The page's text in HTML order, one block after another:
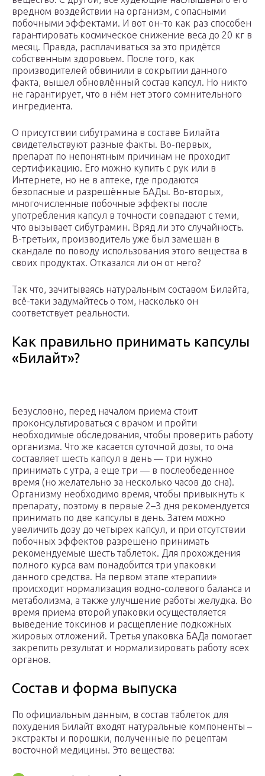
вредном воздействии на организм, с опасными
побочными эффектами. И вот он-то как раз способен
гарантировать космическое снижение веса до 20 кг в
месяц. Правда, расплачиваться за это придётся
собственным здоровьем. После того, как
производителей обвинили в сокрытии данного
факта, вышел обновлённый состав капсул. Но никто
не гарантирует, что в нём нет этого сомнительного
ингредиента.
О присутствии сибутрамина в составе Билайта
свидетельствуют разные факты. Во-первых,
препарат по непонятным причинам не проходит
сертификацию. Его можно купить с рук или в
Интернете, но не в аптеке, где продаются
безопасные и разрешённые БАДы. Во-вторых,
многочисленные побочные эффекты после
употребления капсул в точности совпадают с теми,
что вызывает сибутрамин. Вряд ли это случайность.
В-третьих, производитель уже был замешан в
скандале по поводу использования этого вещества в
своих продуктах. Отказался ли он от него?
Так что, зачитываясь натуральным составом Билайта,
всё-таки задумайтесь о том, насколько он
соответствует реальности.
Как правильно принимать капсулы
«Билайт»?
Безусловно, перед началом приема стоит
проконсультироваться с врачом и пройти
необходимые обследования, чтобы проверить работу
организма. Что же касается суточной дозы, то она
составляет шесть капсул в день — три нужно
принимать с утра, а еще три — в послеобеденное
время (но желательно за несколько часов до сна).
Организму необходимо время, чтобы привыкнуть к
препарату, поэтому в первые 2–3 дня рекомендуется
принимать по две капсулы в день. Затем можно
увеличить дозу до четырех капсул, и при отсутствии
побочных эффектов разрешено принимать
рекомендуемые шесть таблеток. Для прохождения
полного курса вам понадобится три упаковки
данного средства. На первом этапе «терапии»
происходит нормализация водно-солевого баланса и
метаболизма, а также улучшение работы желудка. Во
время приема второй упаковки осуществляется
выведение токсинов и расщепление подкожных
жировых отложений. Третья упаковка БАДа помогает
закрепить результат и нормализировать работу всех
органов.
Состав и форма выпуска
По официальным данным, в состав таблеток для
похудения Билайт входят натуральные компоненты –
экстракты и порошки, полученные по рецептам
восточной медицины. Это вещества: